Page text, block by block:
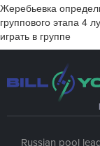
Жеребьевка
группового этапа 4
играть в группе